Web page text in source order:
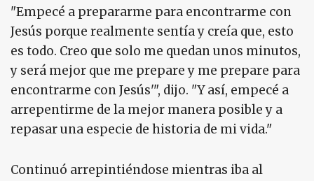
"Empecé a prepararme para encontrarme con
Jesús porque realmente sentía y creía que, esto
es todo. Creo que solo me quedan unos minutos,
y será mejor que me prepare y me prepare para
encontrarme con Jesús'", dijo. "Y así, empecé a
arrepentirme de la mejor manera posible y a
repasar una especie de historia de mi vida."
Continuó arrepintiéndose mientras iba al